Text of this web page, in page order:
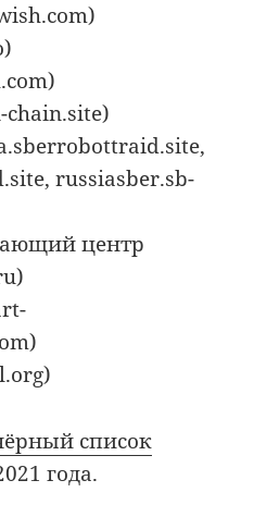
chain.site)
russiasber.sb-
центр
список
года.